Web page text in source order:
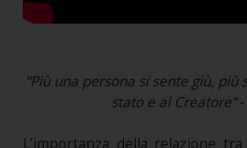
“Più una persona si sente giù, più
stato e al Creatore”
L’importanza della relazione